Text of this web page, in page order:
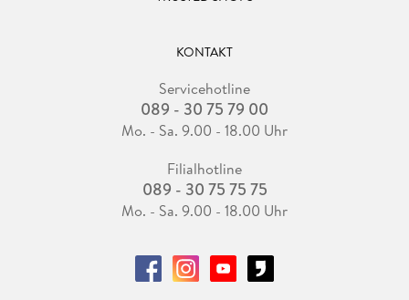
KONTAKT
Servicehotline
089 - 30 75 79 00
Mo. - Sa. 9.00 - 18.00 Uhr
Filialhotline
089 - 30 75 75 75
Mo. - Sa. 9.00 - 18.00 Uhr